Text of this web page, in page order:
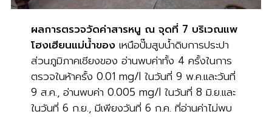
ผลการตรวจวัดค่าสารหนู ณ จุดที่ 7 บริเวณแพ
โฮงเฮียนแม่น้ำของเหนือปั๊มสูบน้ำดิบการประปา
ส่วนภูมิภาคเชียงของ อ่านพบค่าทั้ง 4 ครั้งในการ
ตรวจในห้าครั้ง 0.01 mg/l ในวันที่ 9 พ.ค.และวันที่
9 ส.ค., อ่านพบค่า 0.005 mg/l ในวันที่ 8 มิ.ย.และ
ในวันที่ 6 ก.ย., มีเพียงวันที่ 6 ก.ค. ที่อ่านค่าไม่พบ